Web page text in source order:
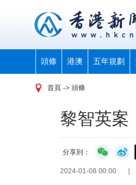
頭條 港澳 五年規劃
首頁 -> 頭條
黎智英案
分享到：
2024-01-08 00:00 |